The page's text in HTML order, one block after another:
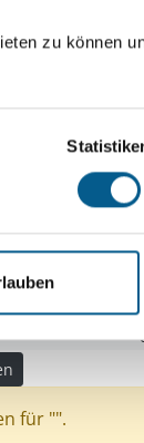
zu können
& Familie
für "".